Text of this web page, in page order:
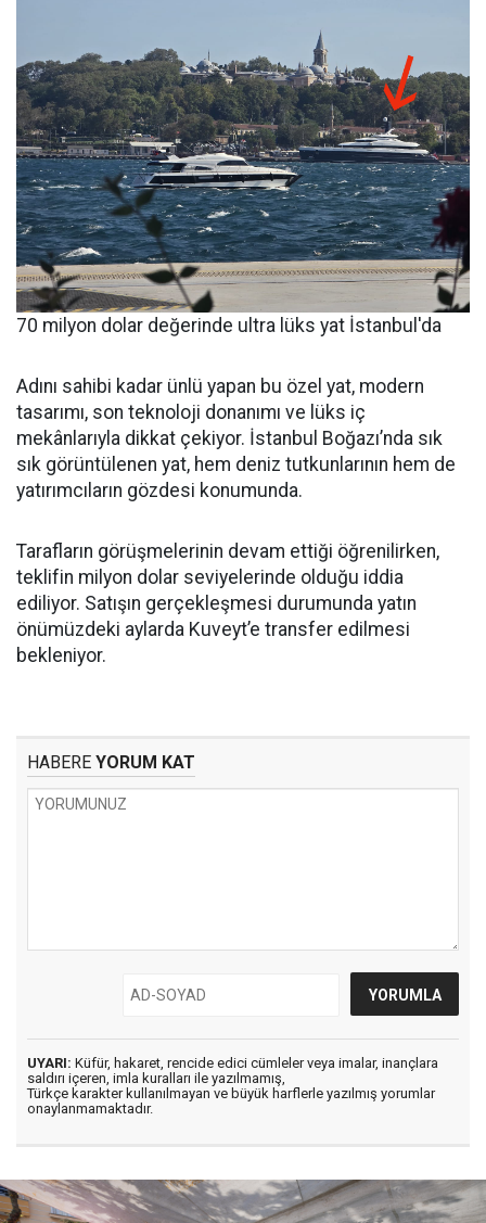
70 milyon dolar değerinde ultra lüks yat İstanbul'da
Adını sahibi kadar ünlü yapan bu özel yat, modern
tasarımı, son teknoloji donanımı ve lüks iç
mekânlarıyla dikkat çekiyor. İstanbul Boğazı’nda sık
sık görüntülenen yat, hem deniz tutkunlarının hem de
yatırımcıların gözdesi konumunda.
Tarafların görüşmelerinin devam ettiği öğrenilirken,
teklifin milyon dolar seviyelerinde olduğu iddia
ediliyor. Satışın gerçekleşmesi durumunda yatın
önümüzdeki aylarda Kuveyt’e transfer edilmesi
bekleniyor.
HABERE YORUM KAT
UYARI: Küfür, hakaret, rencide edici cümleler veya imalar, inançlara
saldırı içeren, imla kuralları ile yazılmamış,
Türkçe karakter kullanılmayan ve büyük harflerle yazılmış yorumlar
onaylanmamaktadır.